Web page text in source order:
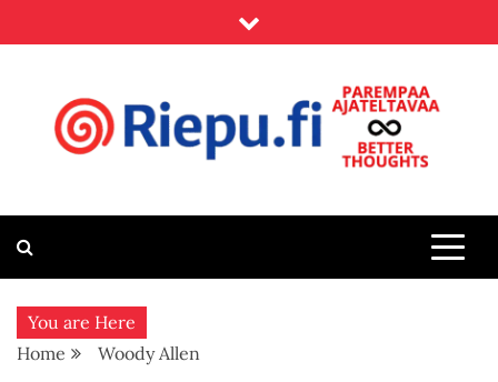
to
Riepu.fi
You are Here
Home
Woody Allen